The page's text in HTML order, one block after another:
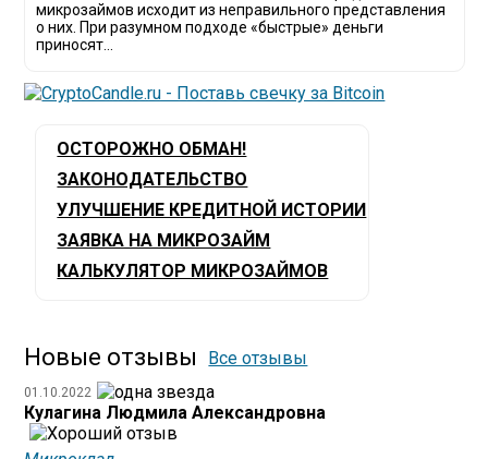
микрозаймов исходит из неправильного представления
о них. При разумном подходе «быстрые» деньги
приносят...
ОСТОРОЖНО ОБМАН!
ЗАКОНОДАТЕЛЬСТВО
УЛУЧШЕНИЕ КРЕДИТНОЙ ИСТОРИИ
ЗАЯВКА НА МИКРОЗАЙМ
КАЛЬКУЛЯТОР МИКРОЗАЙМОВ
Новые отзывы Все отзывы
01.10.2022
Кулагина Людмила Александровна